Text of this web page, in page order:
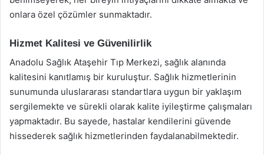
onlara özel çözümler sunmaktadır.
Hizmet Kalitesi ve Güvenilirlik
Anadolu Sağlık Ataşehir Tıp Merkezi, sağlık alanında
kalitesini kanıtlamış bir kuruluştur. Sağlık hizmetlerinin
sunumunda uluslararası standartlara uygun bir yaklaşım
sergilemekte ve sürekli olarak kalite iyileştirme çalışmaları
yapmaktadır. Bu sayede, hastalar kendilerini güvende
hissederek sağlık hizmetlerinden faydalanabilmektedir.